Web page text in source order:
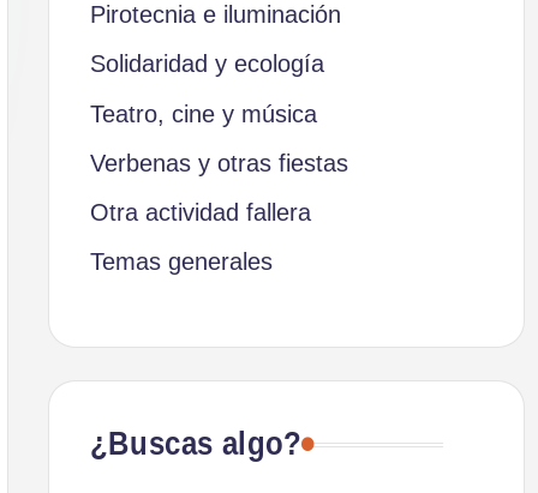
Pirotecnia e iluminación
Solidaridad y ecología
Teatro, cine y música
Verbenas y otras fiestas
Otra actividad fallera
Temas generales
¿Buscas algo?